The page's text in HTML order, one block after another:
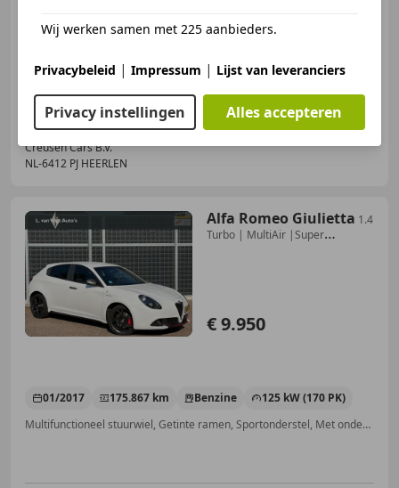
04/2011
Creusen Cars B.V.
NL-6412 PJ HEERLEN
Alfa Romeo Giulietta 1.4
Turbo | MultiAir |Super
€ 9.950
01/2017 175.867 km Benzine
125 kW (170 PK)
Multifunctioneel stuurwiel, Getinte ramen, Sportonderstel, Met onderhoudshistorie, Centrale vergrendeling, Schakelflippers, Lederen stuurwiel, LED verlichting
Wij werken samen met 225 aanbieders.
Privacybeleid | Impressum | Lijst van leveranciers
Privacy instellingen Alles accepteren